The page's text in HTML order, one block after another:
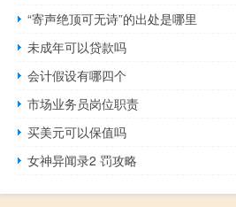
“寄声绝顶可无诗”的出处是哪里
未成年可以贷款吗
会计假设有哪四个
市场业务员岗位职责
买美元可以保值吗
女神异闻录2 罚攻略